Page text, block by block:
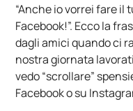
“Anche io vorrei fare il
Facebook!”. Ecco la
dagli amici quando ci
nostra giornata
vedo “scrollare”
Facebook o su